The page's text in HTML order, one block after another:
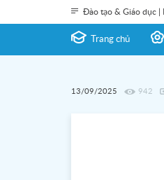
Đào tạo & Giáo dục |
Trang chủ
13/09/2025 942